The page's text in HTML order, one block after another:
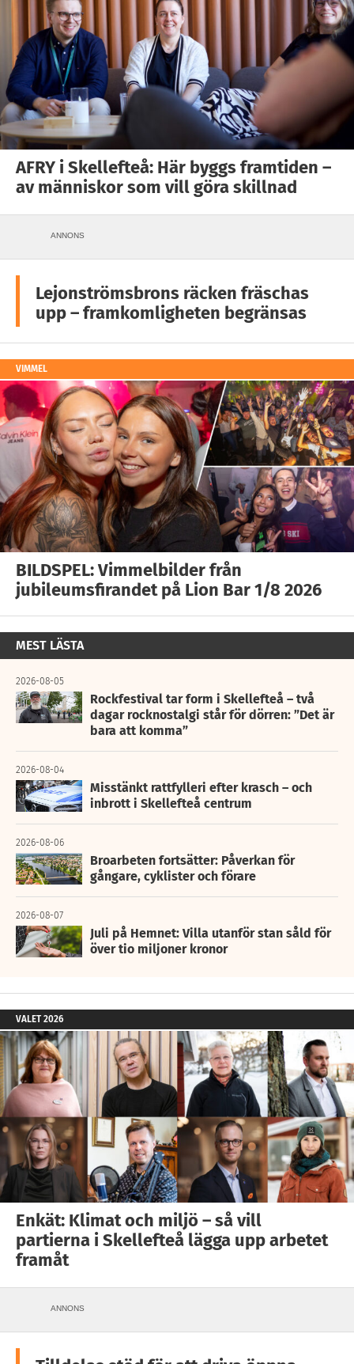
AFRY i Skellefteå: Här byggs framtiden –
av människor som vill göra skillnad
ANNONS
Lejonströmsbrons räcken fräschas
upp – framkomligheten begränsas
VIMMEL
BILDSPEL: Vimmelbilder från
jubileumsfirandet på Lion Bar 1/8 2026
MEST LÄSTA
2026-08-05
Rockfestival tar form i Skellefteå – två
dagar rocknostalgi står för dörren: ”Det är
bara att komma”
2026-08-04
Misstänkt rattfylleri efter krasch – och
inbrott i Skellefteå centrum
2026-08-06
Broarbeten fortsätter: Påverkan för
gångare, cyklister och förare
2026-08-07
Juli på Hemnet: Villa utanför stan såld för
över tio miljoner kronor
VALET 2026
Enkät: Klimat och miljö – så vill
partierna i Skellefteå lägga upp arbetet
framåt
ANNONS